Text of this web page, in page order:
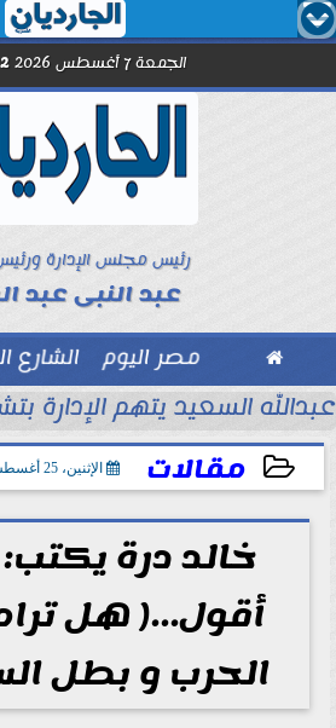
  
الجمعة 7 أغسطس 2026
رئيس مجلس الإدارة
عبد النبى عبد
 مصر اليوم الشارع
مترو الأنفاق..
عبدالله السعيد يتهم الإدارة
مقالات الإثنين، 25 أغسطس 2025
2025-08-25 17:06:06
خالد درة
أقول…( هل
الحرب و بطل